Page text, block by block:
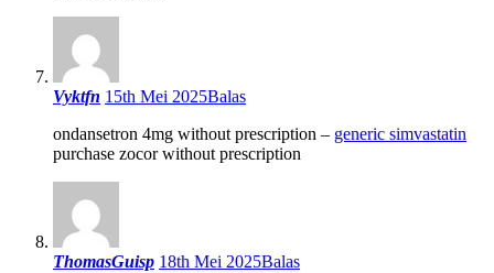
Vyktfn 15th Mei 2025Balas
ondansetron 4mg without prescription – generic simvastatin
purchase zocor without prescription
ThomasGuisp 18th Mei 2025Balas